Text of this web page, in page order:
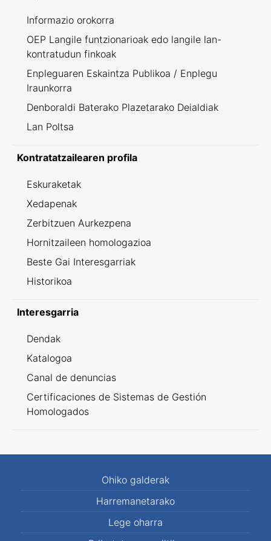
Informazio orokorra
OEP Langile funtzionarioak edo langile lan-
kontratudun finkoak
Enpleguaren Eskaintza Publikoa / Enplegu
Iraunkorra
Denboraldi Baterako Plazetarako Deialdiak
Lan Poltsa
Kontratatzailearen profila
Eskuraketak
Xedapenak
Zerbitzuen Aurkezpena
Hornitzaileen homologazioa
Beste Gai Interesgarriak
Historikoa
Interesgarria
Dendak
Katalogoa
Canal de denuncias
Certificaciones de Sistemas de Gestión
Homologados
Ohiko galderak
Harremanetarako
Lege oharra